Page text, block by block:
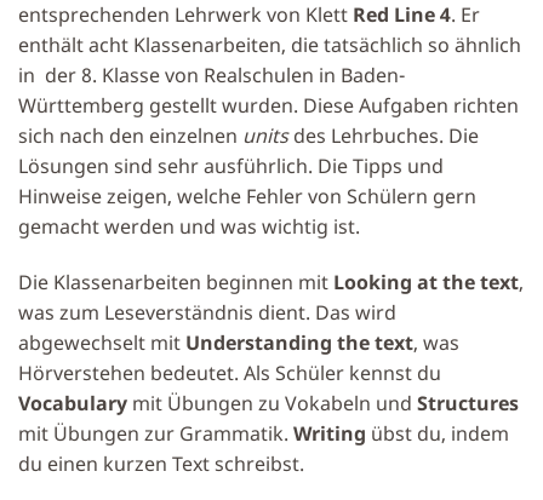
entsprechenden Lehrwerk von Klett Red Line 4. Er
enthält acht Klassenarbeiten, die tatsächlich so ähnlich
in der 8. Klasse von Realschulen in Baden-
Württemberg gestellt wurden. Diese Aufgaben richten
sich nach den einzelnen unitsdes Lehrbuches. Die
Lösungen sind sehr ausführlich. Die Tipps und
Hinweise zeigen, welche Fehler von Schülern gern
gemacht werden und was wichtig ist.
Die Klassenarbeiten beginnen mit Looking at the text,
was zum Leseverständnis dient. Das wird
abgewechselt mit Understanding the text, was
Hörverstehen bedeutet. Als Schüler kennst du
Vocabulary mit Übungen zu Vokabeln und Structures
mit Übungen zur Grammatik. Writing übst du, indem
du einen kurzen Text schreibst.